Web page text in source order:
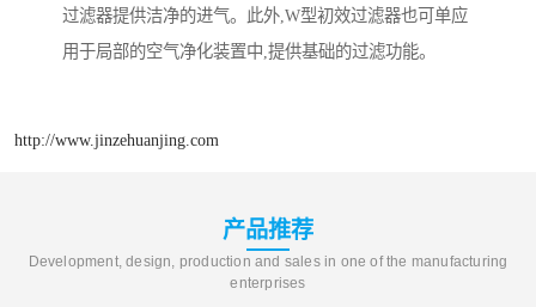
过滤器提供洁净的进气。此外,W型初效过滤器也可单应
用于局部的空气净化装置中,提供基础的过滤功能。
http://www.jinzehuanjing.com
产品推荐
Development, design, production and sales in one of the manufacturing
enterprises